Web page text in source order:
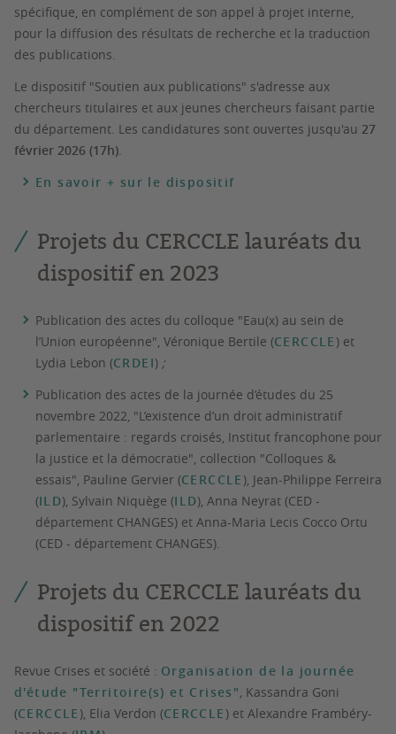
spécifique, en complément de son appel à projet interne,
pour la diffusion des résultats de recherche et la traduction
des publications.
Le dispositif "Soutien aux publications" s'adresse aux
chercheurs titulaires et aux jeunes chercheurs faisant partie
du département. Les candidatures sont ouvertes jusqu'au 27
février 2026 (17h).
En savoir + sur le dispositif
Projets du CERCCLE lauréats du
dispositif en 2023
Publication des actes du colloque "Eau(x) au sein de
l’Union européenne", Véronique Bertile (CERCCLE ) et
Lydia Lebon (CRDEI) ;
Publication des actes de la journée d’études du 25
novembre 2022, "L’existence d’un droit administratif
parlementaire : regards croisés, Institut francophone pour
la justice et la démocratie", collection "Colloques &
essais", Pauline Gervier (CERCCLE ), Jean-Philippe Ferreira
(ILD), Sylvain Niquège (ILD), Anna Neyrat (CED -
département CHANGES) et Anna-Maria Lecis Cocco Ortu
(CED - département CHANGES).
Projets du CERCCLE lauréats du
dispositif en 2022
Revue Crises et société : Organisation de la journée
d'étude "Territoire(s) et Crises", Kassandra Goni
(CERCCLE ), Elia Verdon (CERCCLE ) et Alexandre Frambéry-